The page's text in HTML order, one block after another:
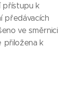
přístupu k
předávacích
ve směrnici
přiložena k